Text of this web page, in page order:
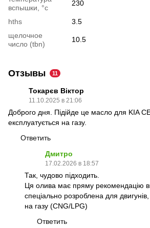
вспышки, °c
230
hths
3.5
щелочное
число (tbn)
10.5
Отзывы 11
Токарєв Віктор
11.10.2025 в 21:06
Доброго дня. Підійде це масло для KIA
експлуатується на газу.
Ответить
Дмитро
17.02.2026 в 18:57
Так, чудово підходить.
Ця олива має пряму рекомендацію
спеціально розроблена для
на газу (CNG/LPG)
Ответить